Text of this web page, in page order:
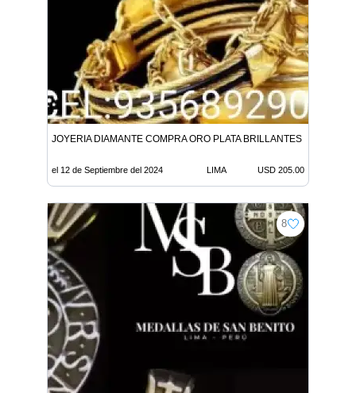
JOYERIA DIAMANTE COMPRA ORO PLATA BRILLANTES 205 X GR
el 12 de Septiembre del 2024 LIMA USD 205.00
8